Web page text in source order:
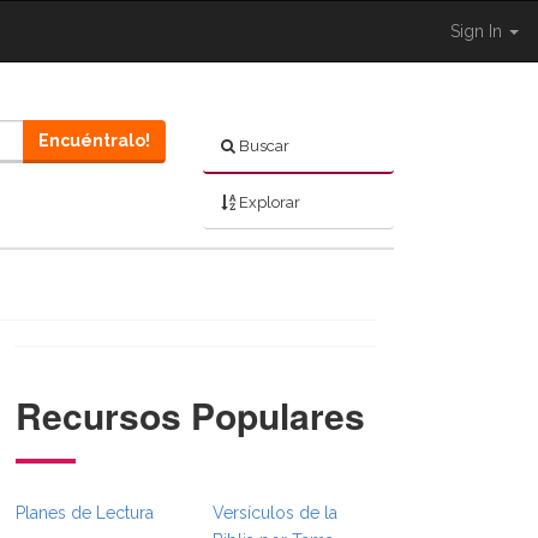
Sign In
Buscar
Explorar
Encuéntralo!
}} }}
Recursos Populares
Planes de Lectura
Versículos de la